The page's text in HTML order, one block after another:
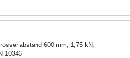
600 mm, 1,75 kN,
10346